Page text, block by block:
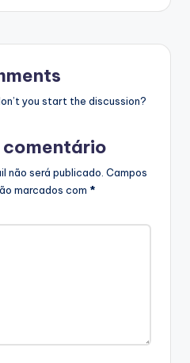
you start the discussion?
comentário
não será publicado. Campos
marcados com *